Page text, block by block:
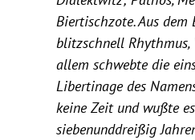
Biertischzote. Aus
blitzschnell Rhythmus,
allem schwebte die
Libertinage des
keine Zeit und wußte
siebenunddreißig